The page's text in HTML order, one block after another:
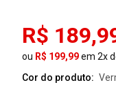
R$
ou R$ 199,99em 2x
Cor do produto: